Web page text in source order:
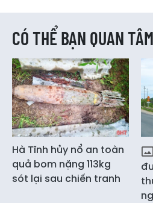
CÓ THỂ BẠN QUAN TÂM
Hà Tĩnh hủy nổ an toàn
quả bom nặng 113kg
sót lại sau chiến tranh